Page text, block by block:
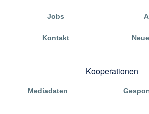
Jobs
Kontakt
Kooperationen
Mediadaten